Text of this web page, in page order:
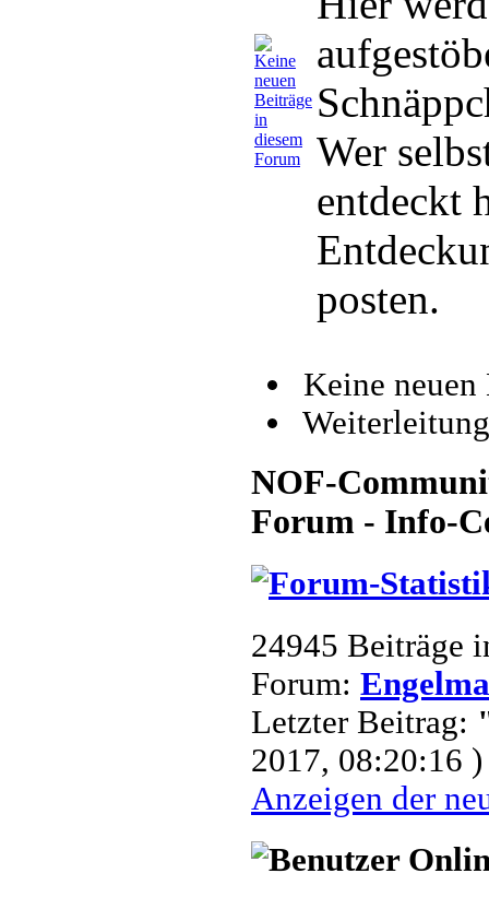
Wer
entdeckt
posten.
Keine
NOF-
Forum - Info-
24945 Beiträge
Forum:
Letzter Beitrag:
2017, 08:20:16 )
Anzeigen der